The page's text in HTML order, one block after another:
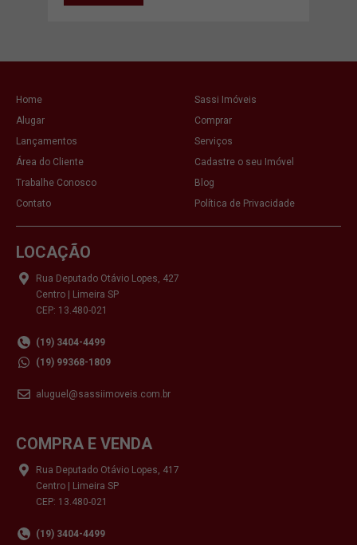
Home
Sassi Imóveis
Alugar
Comprar
Lançamentos
Serviços
Área do Cliente
Cadastre o seu Imóvel
Trabalhe Conosco
Blog
Contato
Política de Privacidade
LOCAÇÃO
Rua Deputado Otávio Lopes, 427
Centro | Limeira SP
CEP: 13.480-021
(19) 3404-4499
(19) 99368-1809
aluguel@sassiimoveis.com.br
COMPRA E VENDA
Rua Deputado Otávio Lopes, 417
Centro | Limeira SP
CEP: 13.480-021
(19) 3404-4499